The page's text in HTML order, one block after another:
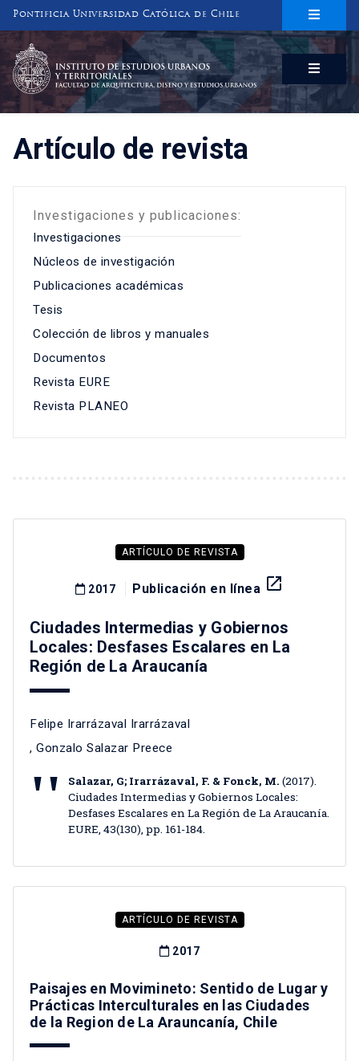
Pontificia Universidad Católica de Chile
INSTITUTO DE ESTUDIOS URBANOS
Y TERRITORIALES
FACULTAD DE ARQUITECTURA, DISEÑO Y ESTUDIOS URBANOS
Artículo de revista
Investigaciones y publicaciones:
Investigaciones
Núcleos de investigación
Publicaciones académicas
Tesis
Colección de libros y manuales
Documentos
Revista EURE
Revista PLANEO
ARTÍCULO DE REVISTA
2017 Publicación en línea launch
Ciudades Intermedias y Gobiernos
Locales: Desfases Escalares en La
Región de La Araucanía
Felipe Irarrázaval Irarrázaval
, Gonzalo Salazar Preece
Salazar, G; Irarrázaval, F. & Fonck, M. (2017).
Ciudades Intermedias y Gobiernos Locales:
Desfases Escalares en La Región de La Araucanía.
EURE, 43(130), pp. 161-184.
ARTÍCULO DE REVISTA
2017
Paisajes en Movimineto: Sentido de Lugar y
Prácticas Interculturales en las Ciudades
de la Region de La Arauncanía, Chile